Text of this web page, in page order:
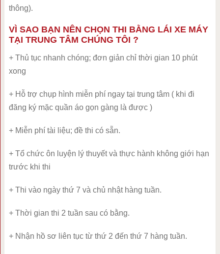
thông).
VÌ SAO BẠN NÊN CHỌN THI BẰNG LÁI XE MÁY
TẠI TRUNG TÂM CHÚNG TÔI ?
+ Thủ tục nhanh chóng; đơn giản chỉ thời gian 10 phút
xong
+ Hỗ trợ chụp hình miễn phí ngay tại trung tâm ( khi đi
đăng ký mặc quần áo gọn gàng là được )
+ Miễn phí tài liệu; đề thi có sẵn.
+ Tổ chức ôn luyện lý thuyết và thực hành không giới hạn
trước khi thi
+ Thi vào ngày thứ 7 và chủ nhật hàng tuần.
+ Thời gian thi 2 tuần sau có bằng.
+ Nhận hồ sơ liên tục từ thứ 2 đến thứ 7 hàng tuần.